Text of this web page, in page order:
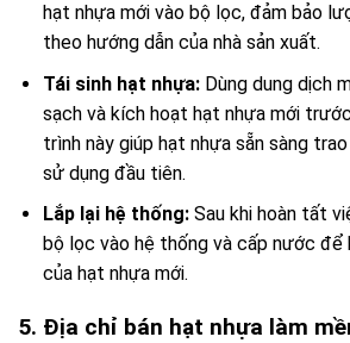
hạt nhựa mới vào bộ lọc, đảm bảo
theo hướng dẫn của nhà sản xuất.
Tái sinh hạt nhựa:Dùng dung dịch
sạch và kích hoạt hạt nhựa mới
trình này giúp hạt nhựa sẵn sàng
sử dụng đầu tiên.
Lắp lại hệ thống:Sau khi hoàn tất
bộ lọc vào hệ thống và cấp nước
của hạt nhựa mới.
5. Địa chỉ bán hạt nhựa làm